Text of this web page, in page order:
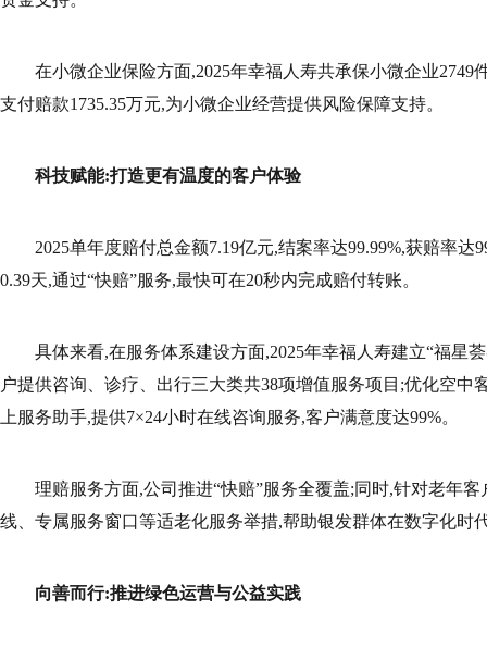
在小微企业保险方面,2025年幸福人寿共承保小微企业2749
支付赔款1735.35万元,为小微企业经营提供风险保障支持。
科技赋能:打造更有温度的客户体验
2025单年度赔付总金额7.19亿元,结案率达99.99%,获赔率达
0.39天,通过“快赔”服务,最快可在20秒内完成赔付转账。
具体来看,在服务体系建设方面,2025年幸福人寿建立“福星
户提供咨询、诊疗、出行三大类共38项增值服务项目;优化空中
上服务助手,提供7×24小时在线咨询服务,客户满意度达99%。
理赔服务方面,公司推进“快赔”服务全覆盖;同时,针对老年
线、专属服务窗口等适老化服务举措,帮助银发群体在数字化时
向善而行:推进绿色运营与公益实践